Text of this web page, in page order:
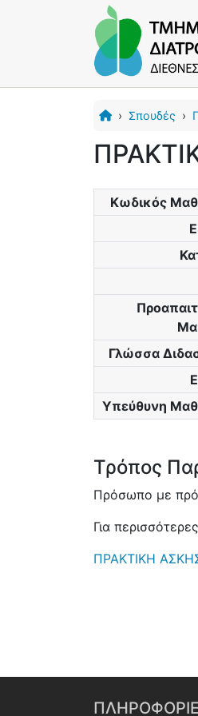
› Σπουδές ›
Κωδικός
Γλώσσα
Υπεύθυνη
Τρόπος
Πρόσωπο με
Για
ΠΡΑΚΤΙΚΗ